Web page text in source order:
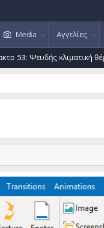
Media Αγγελίες
κλιματική